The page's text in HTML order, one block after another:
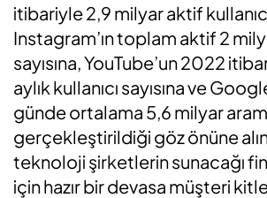
itibariyle 2,9 milyar aktif kullanıcı
Instagram’ın toplam aktif 2
sayısına, YouTube’un 2022
aylık kullanıcı sayısına ve
günde ortalama 5,6 milyar
gerçekleştirildiği göz önüne
teknoloji şirketlerin sunacağı
için hazır bir devasa müşteri